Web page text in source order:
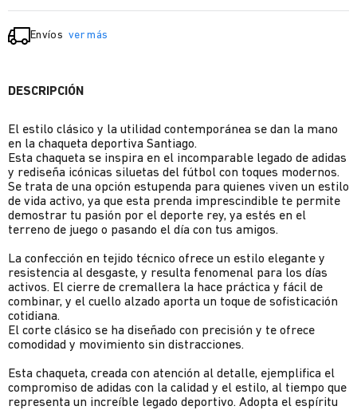
Envíos ver más
DESCRIPCIÓN
El estilo clásico y la utilidad contemporánea se dan la mano
en la chaqueta deportiva Santiago.
Esta chaqueta se inspira en el incomparable legado de adidas
y rediseña icónicas siluetas del fútbol con toques modernos.
Se trata de una opción estupenda para quienes viven un estilo
de vida activo, ya que esta prenda imprescindible te permite
demostrar tu pasión por el deporte rey, ya estés en el
terreno de juego o pasando el día con tus amigos.
La confección en tejido técnico ofrece un estilo elegante y
resistencia al desgaste, y resulta fenomenal para los días
activos. El cierre de cremallera la hace práctica y fácil de
combinar, y el cuello alzado aporta un toque de sofisticación
cotidiana.
El corte clásico se ha diseñado con precisión y te ofrece
comodidad y movimiento sin distracciones.
Esta chaqueta, creada con atención al detalle, ejemplifica el
compromiso de adidas con la calidad y el estilo, al tiempo que
representa un increíble legado deportivo. Adopta el espíritu